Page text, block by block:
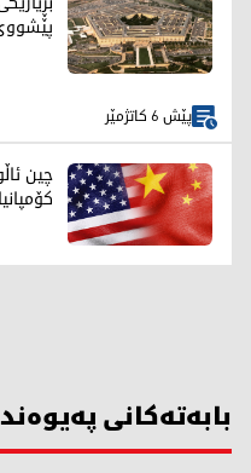
پێش 6 کاتژمێر
چین
بابەتەکانی